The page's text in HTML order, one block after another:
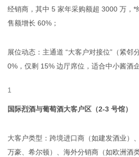
经销商，其中 5 家年采购额超 3000 万，*
售额增长 60%；
展位动态：主通道 “大客户对接位”（紧邻
0%，仅剩 15% 边厅席位，适合中小酱酒
国际烈酒与葡萄酒大客户区（2-3 号馆）
大客户类型：跨境进口商（如建发酒业）
万豪、希尔顿）、海外分销商（如欧洲酒